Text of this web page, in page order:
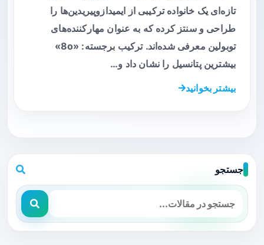
تازه‌ای یک خانواده ترکیبی از ایمیدازوپیریدین‌ها را
طراحی و سنتز کرده که به عنوان مهارکننده‌های
توبولین معرفی شده‌اند. ترکیب برجسته: «8o»
بیشترین پتانسیل را نشان داد و…
بیشتر بخوانید
جستجو